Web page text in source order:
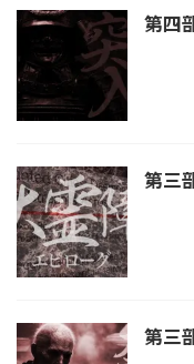
第四
第三
第三